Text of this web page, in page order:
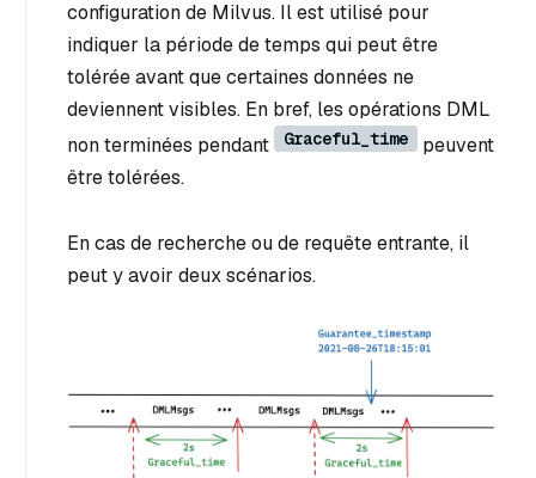
configuration de Milvus. Il est utilisé pour
indiquer la période de temps qui peut être
tolérée avant que certaines données ne
deviennent visibles. En bref, les opérations DML
non terminées pendant
Graceful_time
peuvent
être tolérées.
En cas de recherche ou de requête entrante, il
peut y avoir deux scénarios.